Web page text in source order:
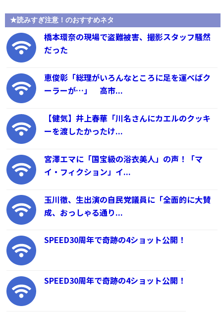
★読みすぎ注意！のおすすめネタ
橋本環奈の現場で盗難被害、撮影スタッフ騒然
だった
恵俊彰「総理がいろんなところに足を運べばク
ーラーが…」 高市...
【健気】井上春華「川名さんにカエルのクッキ
ーを渡したかったけ...
宮澤エマに「国宝級の浴衣美人」の声！「マ
イ・フィクション」イ...
玉川徹、生出演の自民党議員に「全面的に大賛
成、おっしゃる通り...
SPEED30周年で奇跡の4ショット公開！
SPEED30周年で奇跡の4ショット公開！